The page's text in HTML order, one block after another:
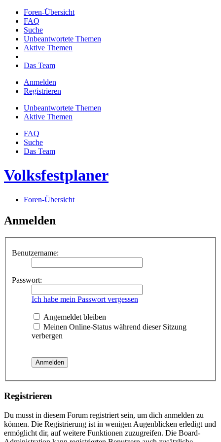
Foren-Übersicht
FAQ
Suche
Unbeantwortete Themen
Aktive Themen
Das Team
Anmelden
Registrieren
Unbeantwortete Themen
Aktive Themen
FAQ
Suche
Das Team
Volksfestplaner
Foren-Übersicht
Anmelden
Benutzername:
Passwort:
Ich habe mein Passwort vergessen
Angemeldet bleiben
Meinen Online-Status während dieser Sitzung
verbergen
Registrieren
Du musst in diesem Forum registriert sein, um dich anmelden zu
können. Die Registrierung ist in wenigen Augenblicken erledigt und
ermöglicht dir, auf weitere Funktionen zuzugreifen. Die Board-